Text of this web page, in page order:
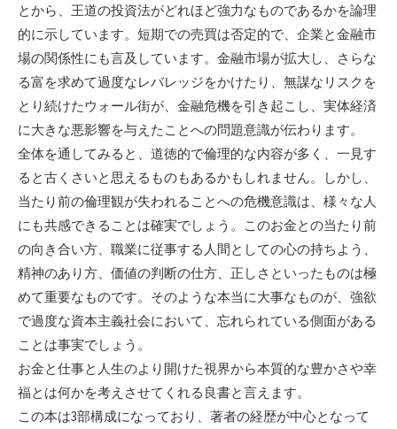
とから、王道の投資法がどれほど強力なものであるかを論理
的に示しています。短期での売買は否定的で、企業と金融市
場の関係性にも言及しています。金融市場が拡大し、さらな
る富を求めて過度なレバレッジをかけたり、無謀なリスクを
とり続けたウォール街が、金融危機を引き起こし、実体経済
に大きな悪影響を与えたことへの問題意識が伝わります。
全体を通してみると、道徳的で倫理的な内容が多く、一見す
ると古くさいと思えるものもあるかもしれません。しかし、
当たり前の倫理観が失われることへの危機意識は、様々な人
にも共感できることは確実でしょう。このお金との当たり前
の向き合い方、職業に従事する人間としての心の持ちよう、
精神のあり方、価値の判断の仕方、正しさといったものは極
めて重要なものです。そのような本当に大事なものが、強欲
で過度な資本主義社会において、忘れられている側面がある
ことは事実でしょう。
お金と仕事と人生のより開けた視界から本質的な豊かさや幸
福とは何かを考えさせてくれる良書と言えます。
この本は3部構成になっており、著者の経歴が中心となって